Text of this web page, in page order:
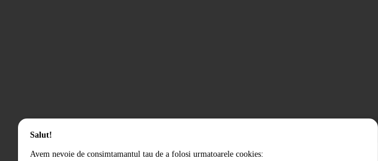
Salut!
Avem nevoie de consimtamantul tau de a folosi urmatoarele cookies: